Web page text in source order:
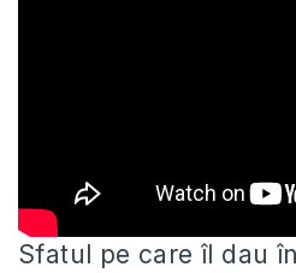
Sfatul pe care îl dau